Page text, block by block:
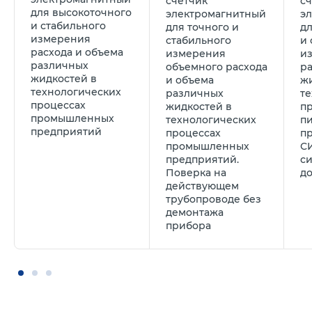
для высокоточного
и стабильного
измерения
расхода и объема
различных
жидкостей в
технологических
процессах
промышленных
предприятий
электромагнитный
для точного и
стабильного
измерения
объемного расхода
и объема
различных
жидкостей в
технологических
процессах
промышленных
предприятий.
Поверка на
действующем
трубопроводе без
демонтажа
прибора
и